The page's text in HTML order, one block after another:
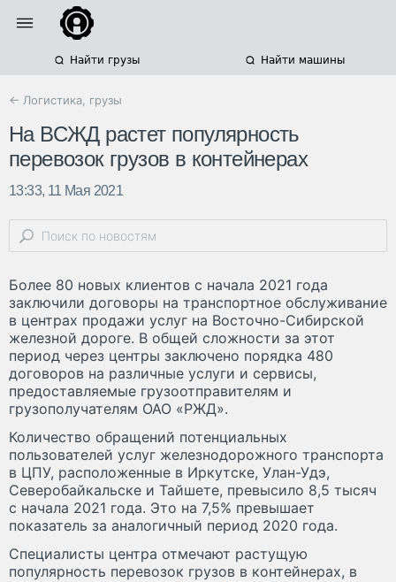
Найти грузы Найти машины
← Логистика, грузы
На ВСЖД растет популярность
перевозок грузов в контейнерах
13:33, 11 Мая 2021
Более 80 новых клиентов с начала 2021 года
заключили договоры на транспортное обслуживание
в центрах продажи услуг на Восточно-Сибирской
железной дороге. В общей сложности за этот
период через центры заключено порядка 480
договоров на различные услуги и сервисы,
предоставляемые грузоотправителям и
грузополучателям ОАО «РЖД».
Количество обращений потенциальных
пользователей услуг железнодорожного транспорта
в ЦПУ, расположенные в Иркутске, Улан-Удэ,
Северобайкальске и Тайшете, превысило 8,5 тысяч
с начала 2021 года. Это на 7,5% превышает
показатель за аналогичный период 2020 года.
Специалисты центра отмечают растущую
популярность перевозок грузов в контейнерах, в